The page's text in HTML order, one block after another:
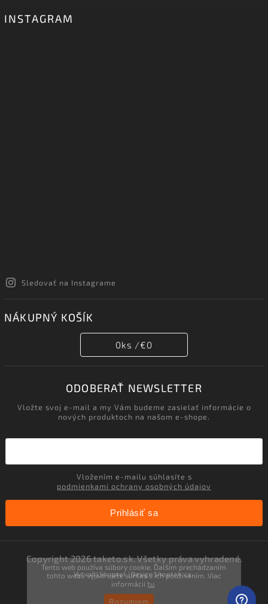
Tento web používa súbory cookie. Ďalším prechádzaním
tohto webu vyjadrujete súhlas s ich používaním. Viac
informáciítu
Rozumiem
INSTAGRAM
Sledovať na Instagrame
NÁKUPNÝ KOŠÍK
0ks /€0
ODOBERAŤ NEWSLETTER
Vložte svoj e-mail a my Vám budeme zasielať informácie o
nových produktoch na našom e-shope.
podmienkami ochrany osobných údajov
Prihlásiť sa
Copyright 2026taketo.sk. Všetky práva vyhradené.
VytvořilShoptet| Design Shoptak.cz.